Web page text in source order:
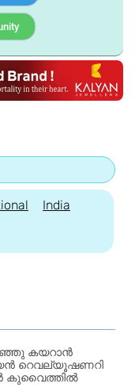
India
കയറാൻ
റെവല്യൂഷണറി
കുവൈത്തിൽ